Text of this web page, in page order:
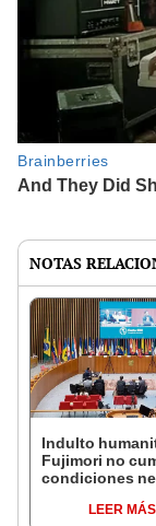
NOTAS
Indulto
Fujimori no
condiciones
LEER MÁS